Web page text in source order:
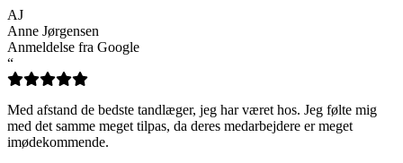
AJ
Anne Jørgensen
Anmeldelse fra Google
“
Med afstand de bedste tandlæger, jeg har været hos. Jeg følte mig
med det samme meget tilpas, da deres medarbejdere er meget
imødekommende.